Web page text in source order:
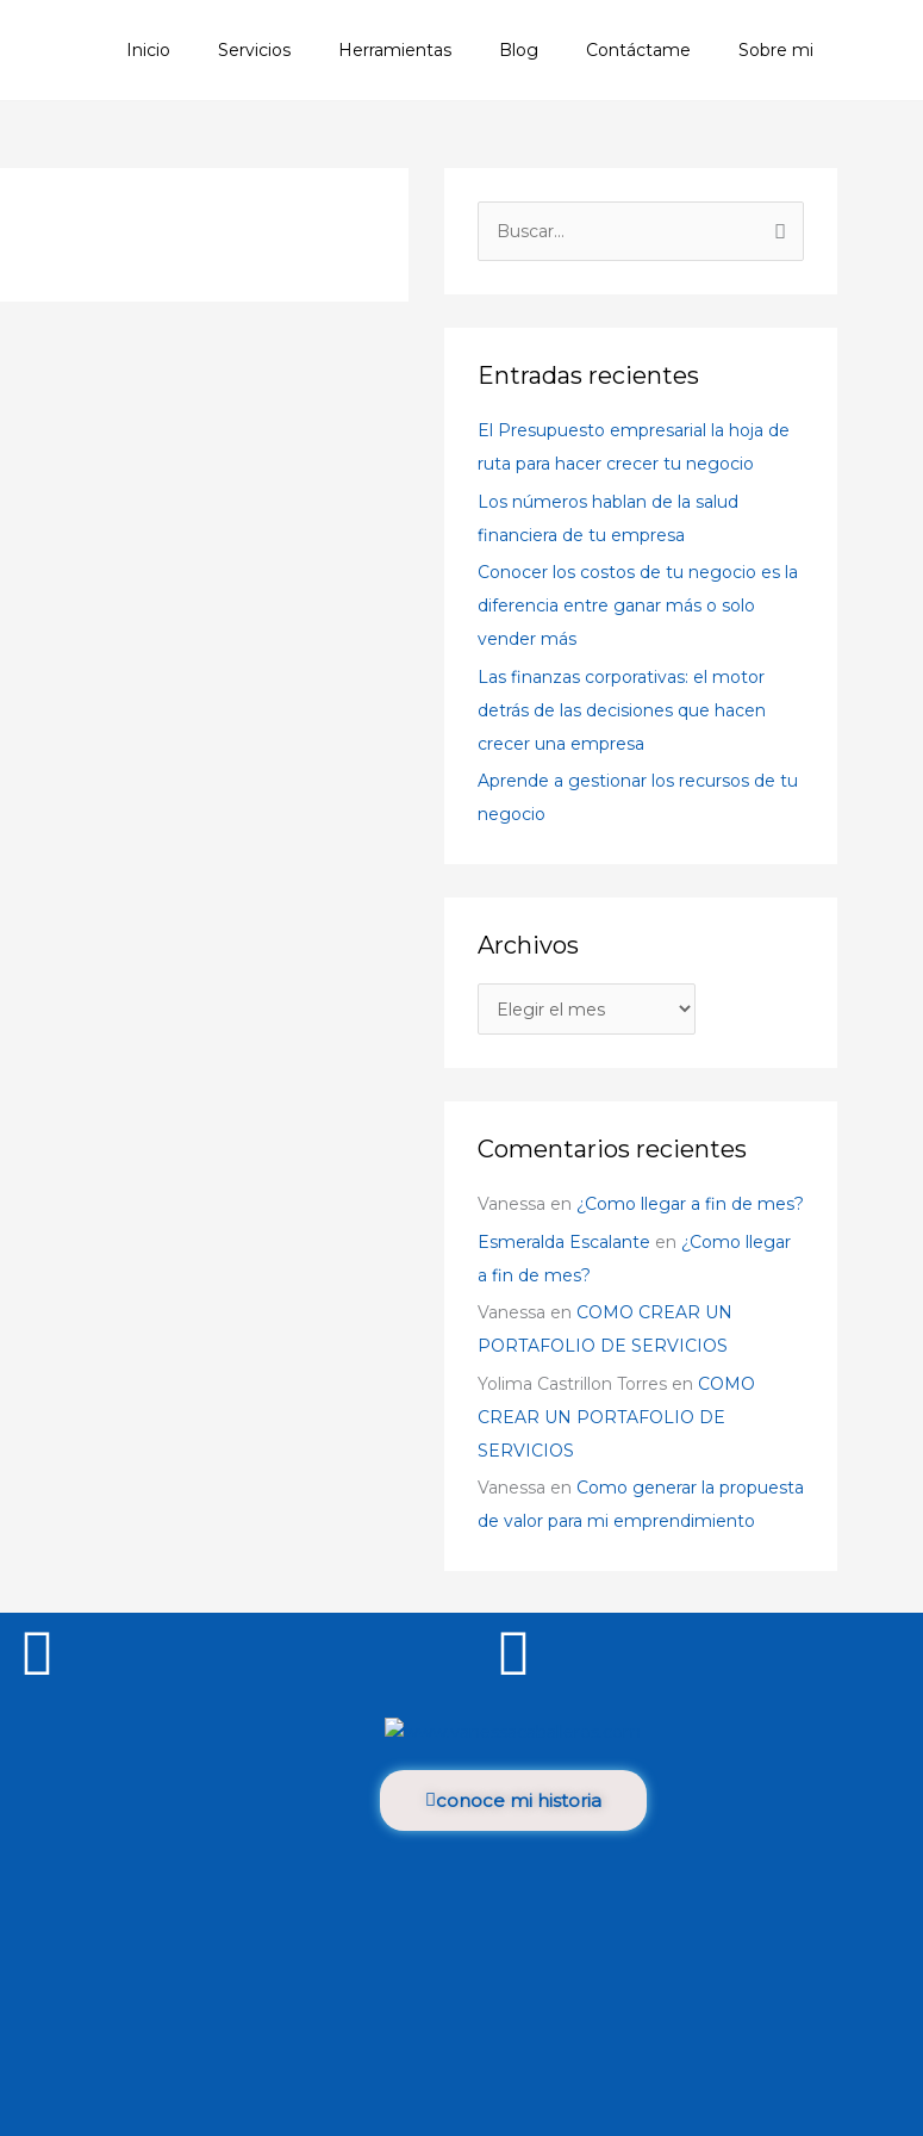
Inicio Servicios Herramientas Blog Contáctame Sobre mi
a
p
o
r
:
Entradas recientes
El Presupuesto empresarial la hoja de
ruta para hacer crecer tu negocio
Los números hablan de la salud
financiera de tu empresa
Conocer los costos de tu negocio es la
diferencia entre ganar más o solo
vender más
Las finanzas corporativas: el motor
detrás de las decisiones que hacen
crecer una empresa
Aprende a gestionar los recursos de tu
negocio
Archivos
o
Comentarios recientes
Vanessa en ¿Como llegar a fin de mes?
Esmeralda Escalante en ¿Como llegar
a fin de mes?
Vanessa en COMO CREAR UN
PORTAFOLIO DE SERVICIOS
Yolima Castrillon Torres en COMO
CREAR UN PORTAFOLIO DE
SERVICIOS
Vanessa en Como generar la propuesta
de valor para mi emprendimiento
conoce mi historia